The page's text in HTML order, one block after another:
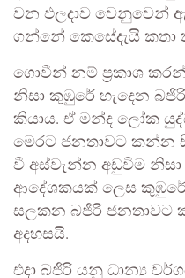
වන ඵලදාව වෙනුවෙන්
ගන්නේ කෙසේදැයි කතා
ගොවීන් නම් ප්‍රකාශ
නිසා කුඹුරේ හැදෙන
කියාය. ඒ මන්ද ලෝක
මෙරට ජනතාවට කන්න
වී අස්වැන්න අඩුවීම
ආදේශකයක් ලෙස
සලකන බජිරි ජනතාවට
අදහසයි.
එදා බජිරි යනු ධාන්‍ය